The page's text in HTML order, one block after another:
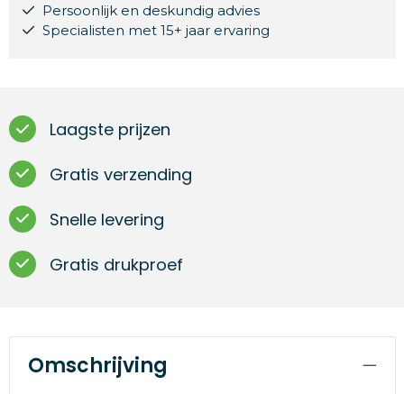
Persoonlijk en deskundig advies
Specialisten met 15+ jaar ervaring
Laagste prijzen
Gratis verzending
Snelle levering
Gratis drukproef
Omschrijving